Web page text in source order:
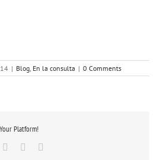
| Blog, En la consulta | 0 Comments
Platform!
TumblrPinterest